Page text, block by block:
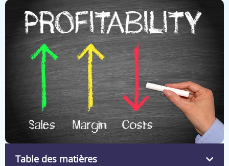
Table des matières